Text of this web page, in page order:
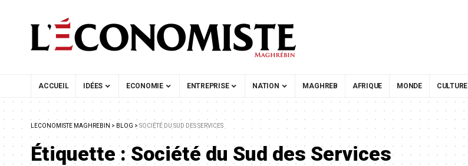
ACCUEIL IDÉES ECONOMIE ENTREPRISE NATION MAGHREB AFRIQUE MONDE CULTURE
LECONOMISTE MAGHREBIN > BLOG > SOCIÉTÉ DU SUD DES SERVICES
Étiquette :Société du Sud des Services